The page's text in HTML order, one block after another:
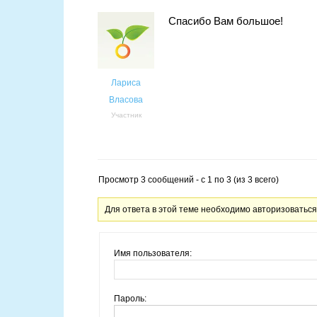
Лариса
Власова
Участник
Спасибо Вам большое!
Просмотр 3 сообщений - с 1 по 3 (из 3 всего)
Для ответа в этой теме необходимо
Имя пользователя:
Пароль: